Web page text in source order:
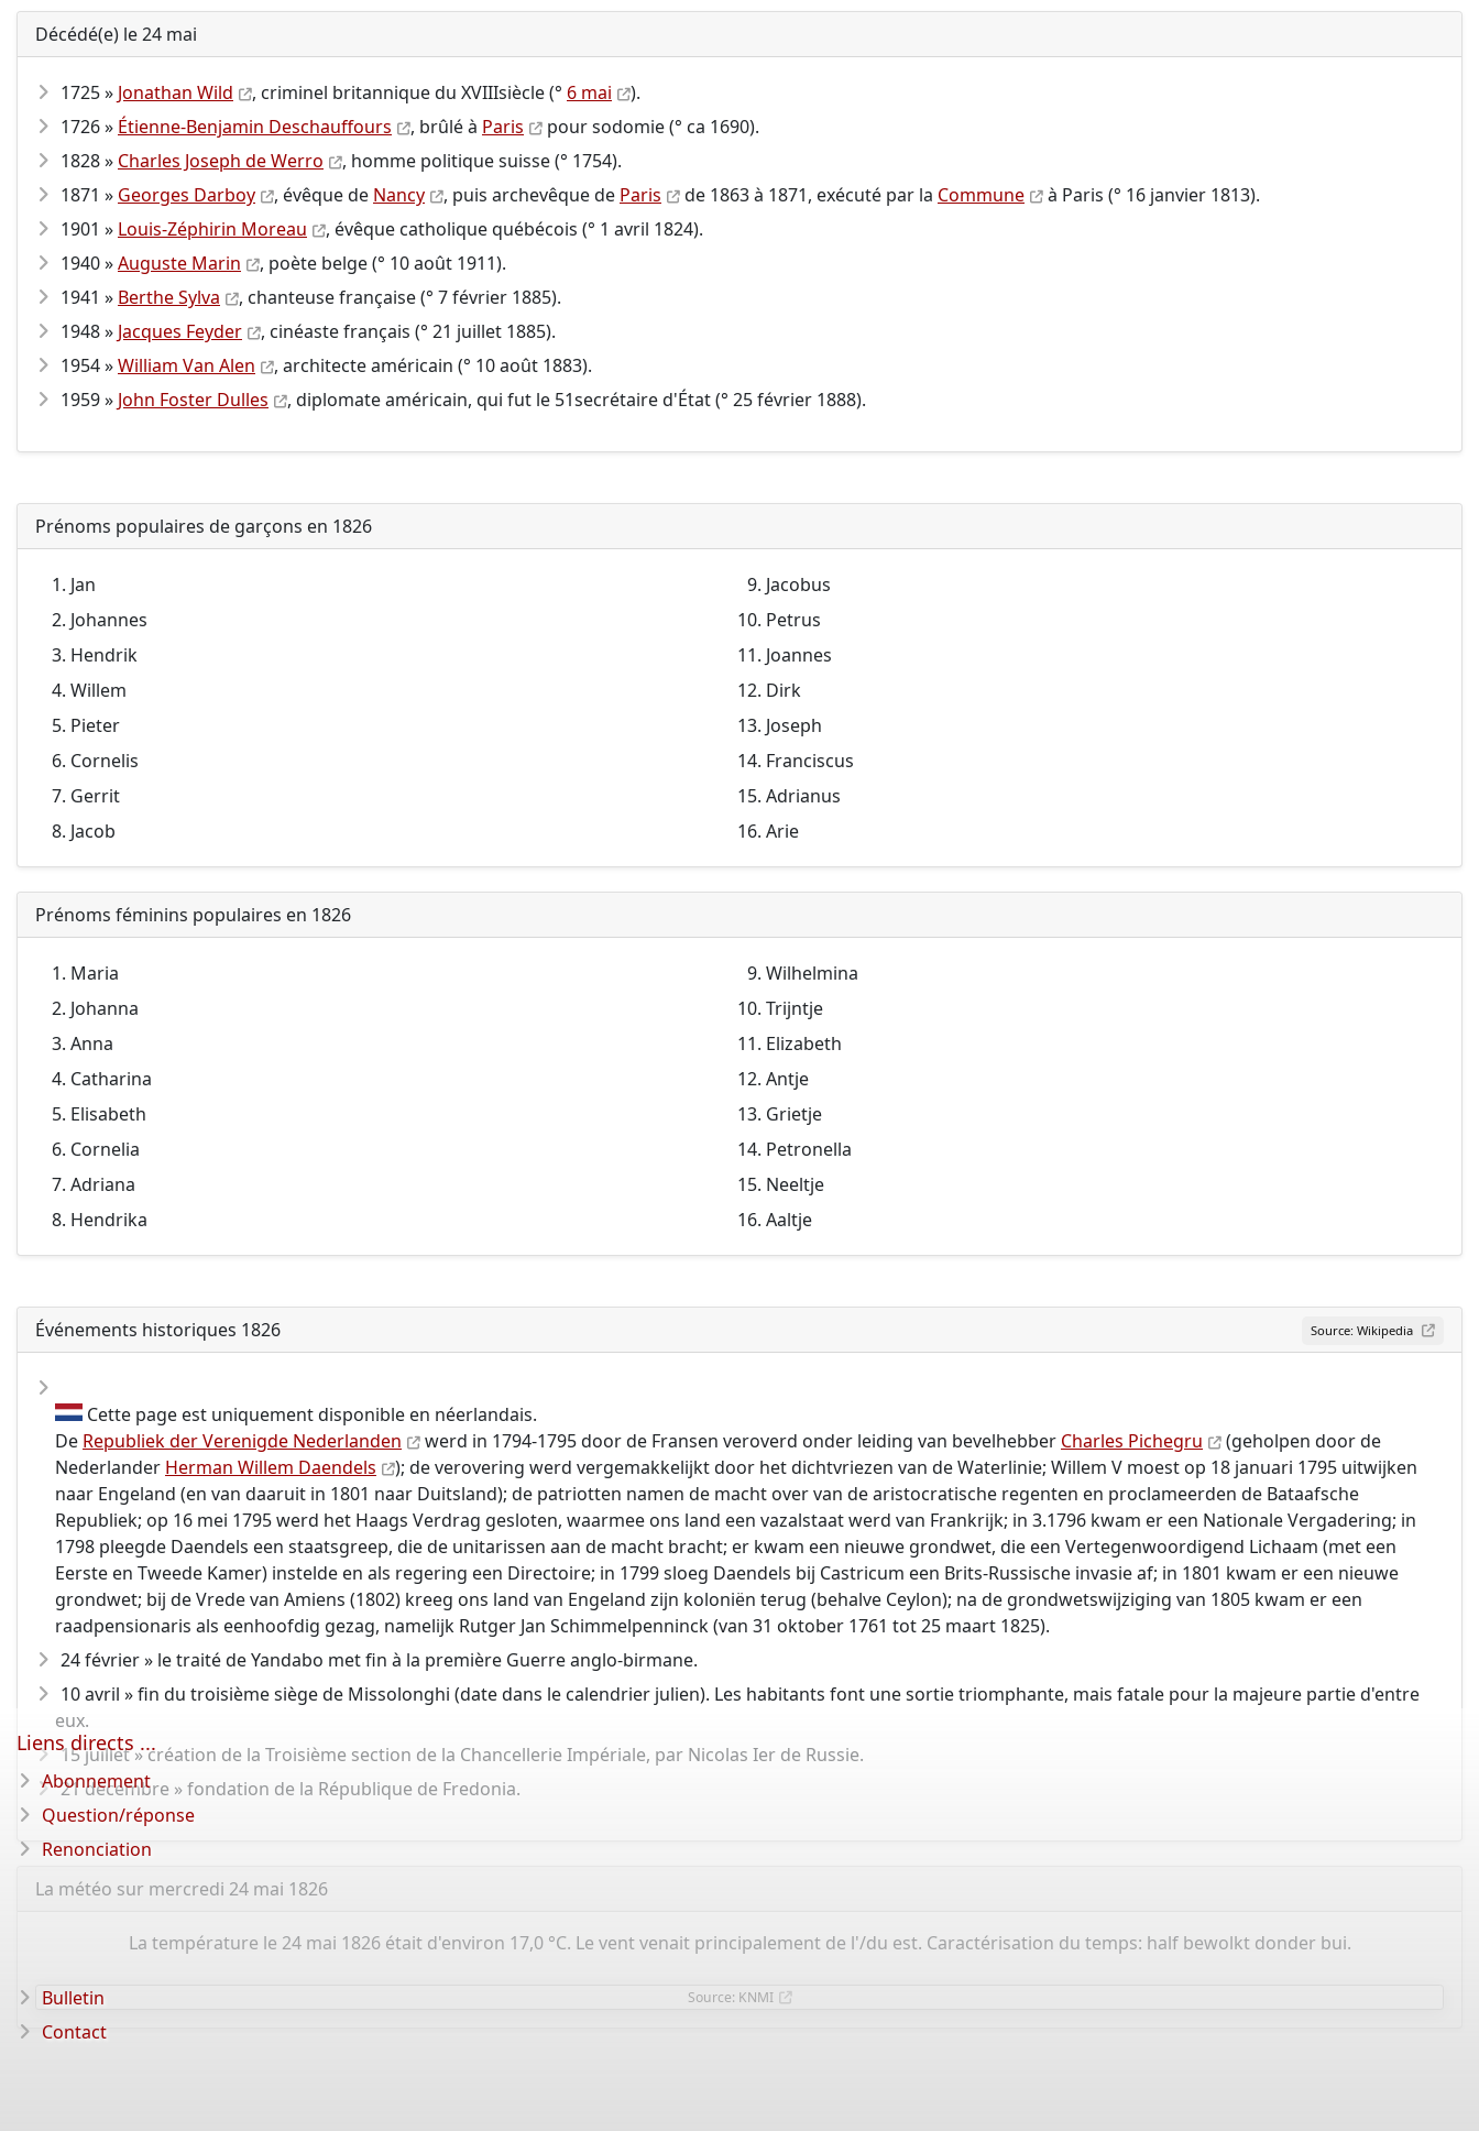
Décédé(e) le 24 mai
1725 » Jonathan Wild , criminel britannique du XVIIIsiècle (° 6 mai
).
1726 » Étienne-Benjamin Deschauffours , brûlé à Paris
pour sodomie (° ca 1690).
1828 » Charles Joseph de Werro
, homme politique suisse (° 1754).
1871 » Georges Darboy , évêque de Nancy , puis archevêque de Paris de 1863 à 1871, exécuté par la Commune
à Paris (° 16 janvier 1813).
1901 » Louis-Zéphirin Moreau
, évêque catholique québécois (° 1 avril 1824).
1940 »Auguste Marin
, poète belge (° 10 août 1911).
1941 » Berthe Sylva
, chanteuse française (° 7 février 1885).
1948 » Jacques Feyder
, cinéaste français (° 21 juillet 1885).
1954 »William Van Alen
, architecte américain (° 10 août 1883).
1959 » John Foster Dulles , diplomate américain, qui fut le 51secrétaire d'État (° 25 février 1888).
Prénoms populaires de garçons en 1826
Jan
Johannes
Hendrik
Willem
Pieter
Cornelis
Gerrit
Jacob
Jacobus
Petrus
Joannes
Dirk
Joseph
Franciscus
Adrianus
Arie
Prénoms féminins populaires en 1826
Maria
Johanna
Anna
Catharina
Elisabeth
Cornelia
Adriana
Hendrika
Wilhelmina
Trijntje
Elizabeth
Antje
Grietje
Petronella
Neeltje
Aaltje
Source: Wikipedia
Événements historiques 1826
Cette page est uniquement disponible en néerlandais.
De Republiek der Verenigde Nederlanden werd in 1794-1795 door de Fransen veroverd onder leiding van bevelhebber Charles Pichegru
(geholpen door de
Nederlander Herman Willem Daendels
); de verovering werd vergemakkelijkt door het dichtvriezen van de Waterlinie; Willem V moest op 18 januari 1795 uitwijken
naar Engeland (en van daaruit in 1801 naar Duitsland); de patriotten namen de macht over van de aristocratische regenten en proclameerden de Bataafsche
Republiek; op 16 mei 1795 werd het Haags Verdrag gesloten, waarmee ons land een vazalstaat werd van Frankrijk; in 3.1796 kwam er een Nationale Vergadering; in
1798 pleegde Daendels een staatsgreep, die de unitarissen aan de macht bracht; er kwam een nieuwe grondwet, die een Vertegenwoordigend Lichaam (met een
Eerste en Tweede Kamer) instelde en als regering een Directoire; in 1799 sloeg Daendels bij Castricum een Brits-Russische invasie af; in 1801 kwam er een nieuwe
grondwet; bij de Vrede van Amiens (1802) kreeg ons land van Engeland zijn koloniën terug (behalve Ceylon); na de grondwetswijziging van 1805 kwam er een
raadpensionaris als eenhoofdig gezag, namelijk Rutger Jan Schimmelpenninck (van 31 oktober 1761 tot 25 maart 1825).
24 février » le traité de Yandabo met fin à la première Guerre anglo-birmane.
10 avril » fin du troisième siège de Missolonghi (date dans le calendrier julien). Les habitants font une sortie triomphante, mais fatale pour la majeure partie d'entre
eux.
15 juillet » création de la Troisième section de la Chancellerie Impériale, par Nicolas Ier de Russie.
21 décembre » fondation de la République de Fredonia.
La météo sur mercredi 24 mai 1826
La température le 24 mai 1826 était d'environ 17,0 °C. Le vent venait principalement de l'/du est. Caractérisation du temps: half bewolkt donder bui.
Source: KNMI
Liens directs ...
Abonnement
Question/réponse
Renonciation
Bulletin
Contact